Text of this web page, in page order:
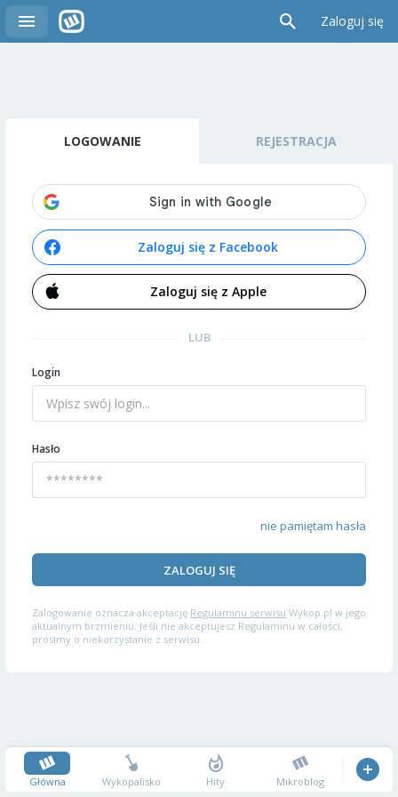
Zaloguj się
LOGOWANIE REJESTRACJA
Zaloguj się z Facebook
Zaloguj się z Apple
LUB
Login
Hasło
nie pamiętam hasła
ZALOGUJ SIĘ
Zalogowanie oznacza akceptację Regulaminu serwisu Wykop.pl w jego
aktualnym brzmieniu. Jeśli nie akceptujesz Regulaminu w całości,
prosimy o niekorzystanie z serwisu.
Główna Wykopalisko Hity Mikroblog